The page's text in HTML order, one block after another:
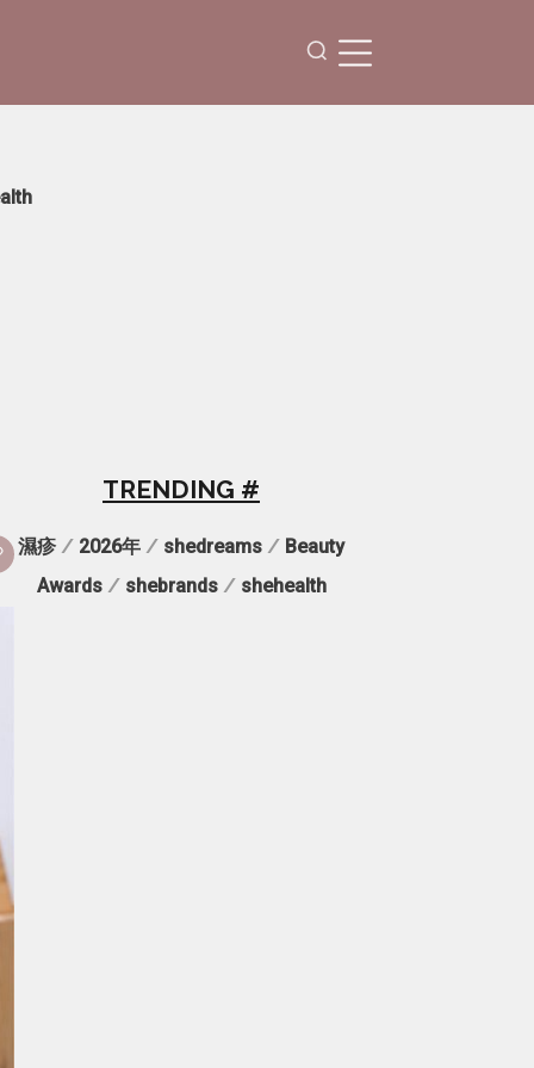
TRENDING #
濕疹 / 2026年 / shedreams / Beauty
Awards/ shebrands/ shehealth